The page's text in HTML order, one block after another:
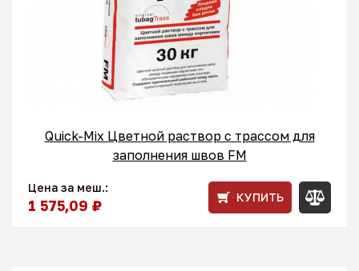
Quick-Mix Цветной раствор с трассом для
заполнения швов FM
Цена за меш.:
1 575,09 ₽ КУПИТЬ